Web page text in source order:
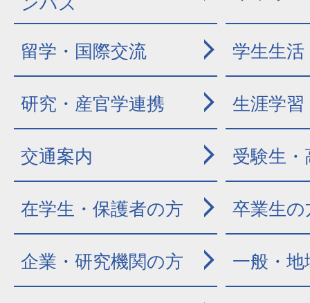
留学・国際交流 学生生活
研究・産官学連携 生涯学習
交通案内 受験生
在学生・保護者の方 卒業生の
企業・研究機関の方 一般・地